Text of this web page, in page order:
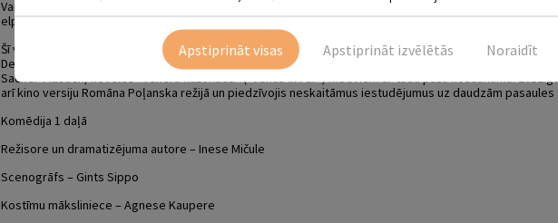
Vandas Žurdēnas uzstājības un personības spēks ir mistiski vilinošs, un tas lēnām ierauj režisoru un
elpu aizraujošā lugas lasījumā, kura iznākums kļūst par pārsteigumu abiem…
Šī vairākkārt apbalvotā viencēliena luga-lugā ir izcilā, tumšā humora meistara, amerikāņu dramaturga,
Deivida Aivsa (David Ives) komēdija, kuru viņš sarakstījis pēc austriešu rakstnieka Leopolda fon Zahera-
Sacher-Masoch) noveles “Venēra kažokādā” (“Venus in Fur”) motīviem ar tādu pašu nosaukumu.
arī kino versiju Romāna Poļanska režijā un piedzīvojis neskaitāmus iestudējumus uz daudzām
Komēdija 1 daļā
Režisore un dramatizējuma autore – Inese Mičule
Scenogrāfs – Gints Sippo
Kostīmu māksliniece – Agnese Kaupere
Noraidīt
Apstiprināt izvēlētās
Apstiprināt visas